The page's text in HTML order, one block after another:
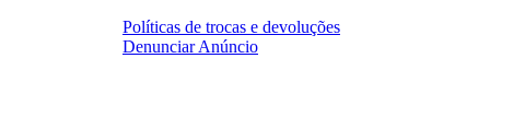
Políticas de trocas e devoluções
Denunciar Anúncio